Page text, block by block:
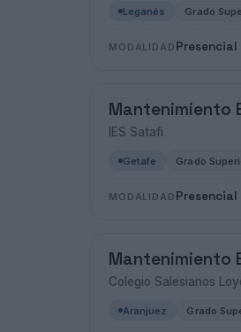
Leganés Grado
MODALIDAD Presencial
Mantenimiento
IES Satafi
Getafe Grado
MODALIDAD Presencial
Mantenimiento
Colegio Salesianos
Aranjuez Grado